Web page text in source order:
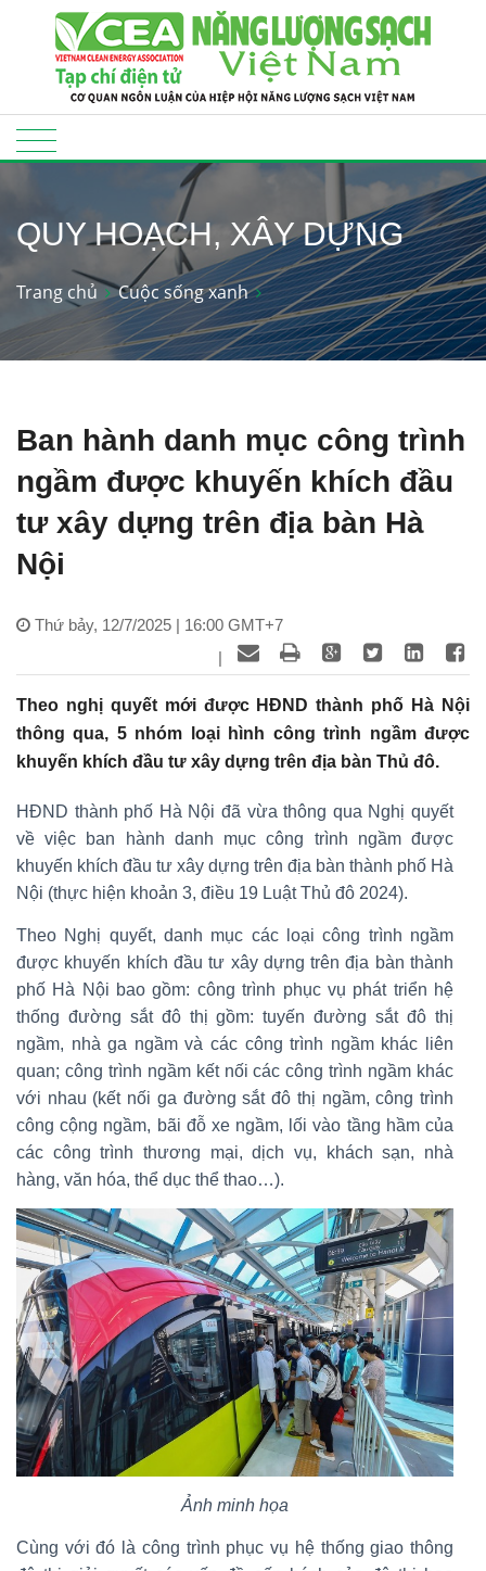
QUY HOẠCH, XÂY DỰNG
Trang chủ Cuộc sống xanh
Ban hành danh mục công trình
ngầm được khuyến khích đầu
tư xây dựng trên địa bàn Hà
Nội
Thứ bảy, 12/7/2025 | 16:00 GMT+7
|
Theo nghị quyết mới được HĐND thành phố Hà Nội
thông qua, 5 nhóm loại hình công trình ngầm được
khuyến khích đầu tư xây dựng trên địa bàn Thủ đô.
HĐND thành phố Hà Nội đã vừa thông qua Nghị quyết
về việc ban hành danh mục công trình ngầm được
khuyến khích đầu tư xây dựng trên địa bàn thành phố Hà
Nội (thực hiện khoản 3, điều 19 Luật Thủ đô 2024).
Theo Nghị quyết, danh mục các loại công trình ngầm
được khuyến khích đầu tư xây dựng trên địa bàn thành
phố Hà Nội bao gồm: công trình phục vụ phát triển hệ
thống đường sắt đô thị gồm: tuyến đường sắt đô thị
ngầm, nhà ga ngầm và các công trình ngầm khác liên
quan; công trình ngầm kết nối các công trình ngầm khác
với nhau (kết nối ga đường sắt đô thị ngầm, công trình
công cộng ngầm, bãi đỗ xe ngầm, lối vào tầng hầm của
các công trình thương mại, dịch vụ, khách sạn, nhà
hàng, văn hóa, thể dục thể thao…).
Ảnh minh họa
Cùng với đó là công trình phục vụ hệ thống giao thông